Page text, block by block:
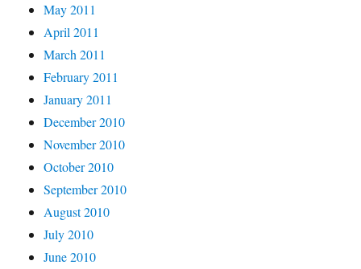
May 2011
April 2011
March 2011
February 2011
January 2011
December 2010
November 2010
October 2010
September 2010
August 2010
July 2010
June 2010